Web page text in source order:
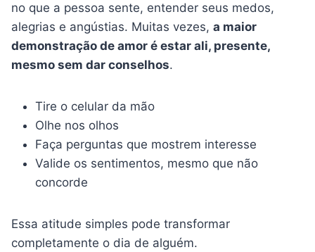
no que a pessoa sente, entender seus medos,
alegrias e angústias. Muitas vezes, a maior
demonstração de amor é estar ali, presente,
mesmo sem dar conselhos.
Tire o celular da mão
Olhe nos olhos
Faça perguntas que mostrem interesse
Valide os sentimentos, mesmo que não
concorde
Essa atitude simples pode transformar
completamente o dia de alguém.